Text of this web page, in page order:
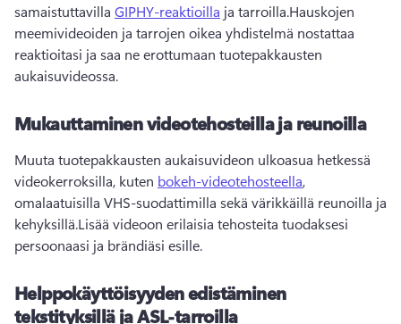
samaistuttavilla GIPHY-reaktioilla ja tarroilla.Hauskojen
meemivideoiden ja tarrojen oikea yhdistelmä nostattaa
reaktioitasi ja saa ne erottumaan tuotepakkausten
aukaisuvideossa.
Mukauttaminen videotehosteilla ja reunoilla
Muuta tuotepakkausten aukaisuvideon ulkoasua hetkessä
videokerroksilla, kuten bokeh-videotehosteella,
omalaatuisilla VHS-suodattimilla sekä värikkäillä reunoilla ja
kehyksillä.Lisää videoon erilaisia tehosteita tuodaksesi
persoonaasi ja brändiäsi esille.
Helppokäyttöisyyden edistäminen
tekstityksillä ja ASL-tarroilla